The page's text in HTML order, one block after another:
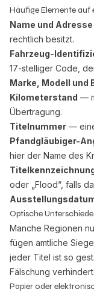
Häufige Elemente auf
Name und
rechtlich besitzt.
Fahrzeug-
17-stelliger Code,
Marke, Modell und
Kilometerstand —
Übertragung.
Titelnummer —
Pfandgläubiger-
hier der Name des
oder „Flood“, falls
Optische
Manche Regionen
fügen amtliche
jeder Titel ist so
Fälschung verhindert.
Papier oder